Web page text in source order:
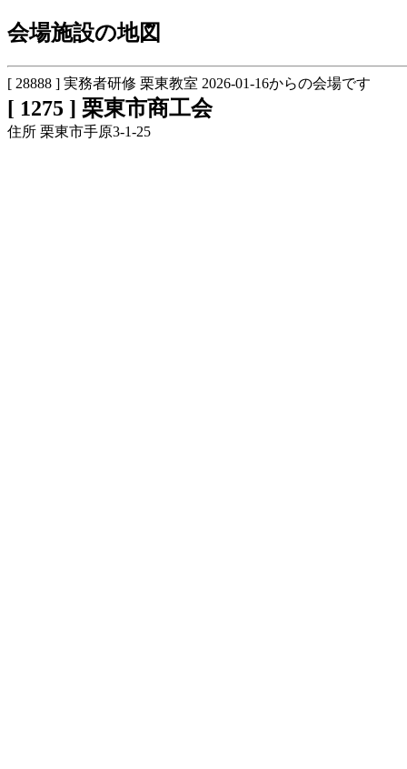
会場施設の地図
[ 28888 ] 実務者研修 栗東教室 2026-01-16からの会場です
[ 1275 ] 栗東市商工会
住所 栗東市手原3-1-25